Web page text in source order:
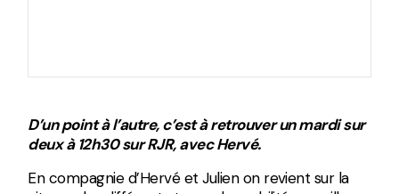
D’un point à l’autre, c’est à retrouver un mardi sur
deux à 12h30 sur RJR, avec Hervé.
En compagnie d’Hervé et Julien on revient sur la